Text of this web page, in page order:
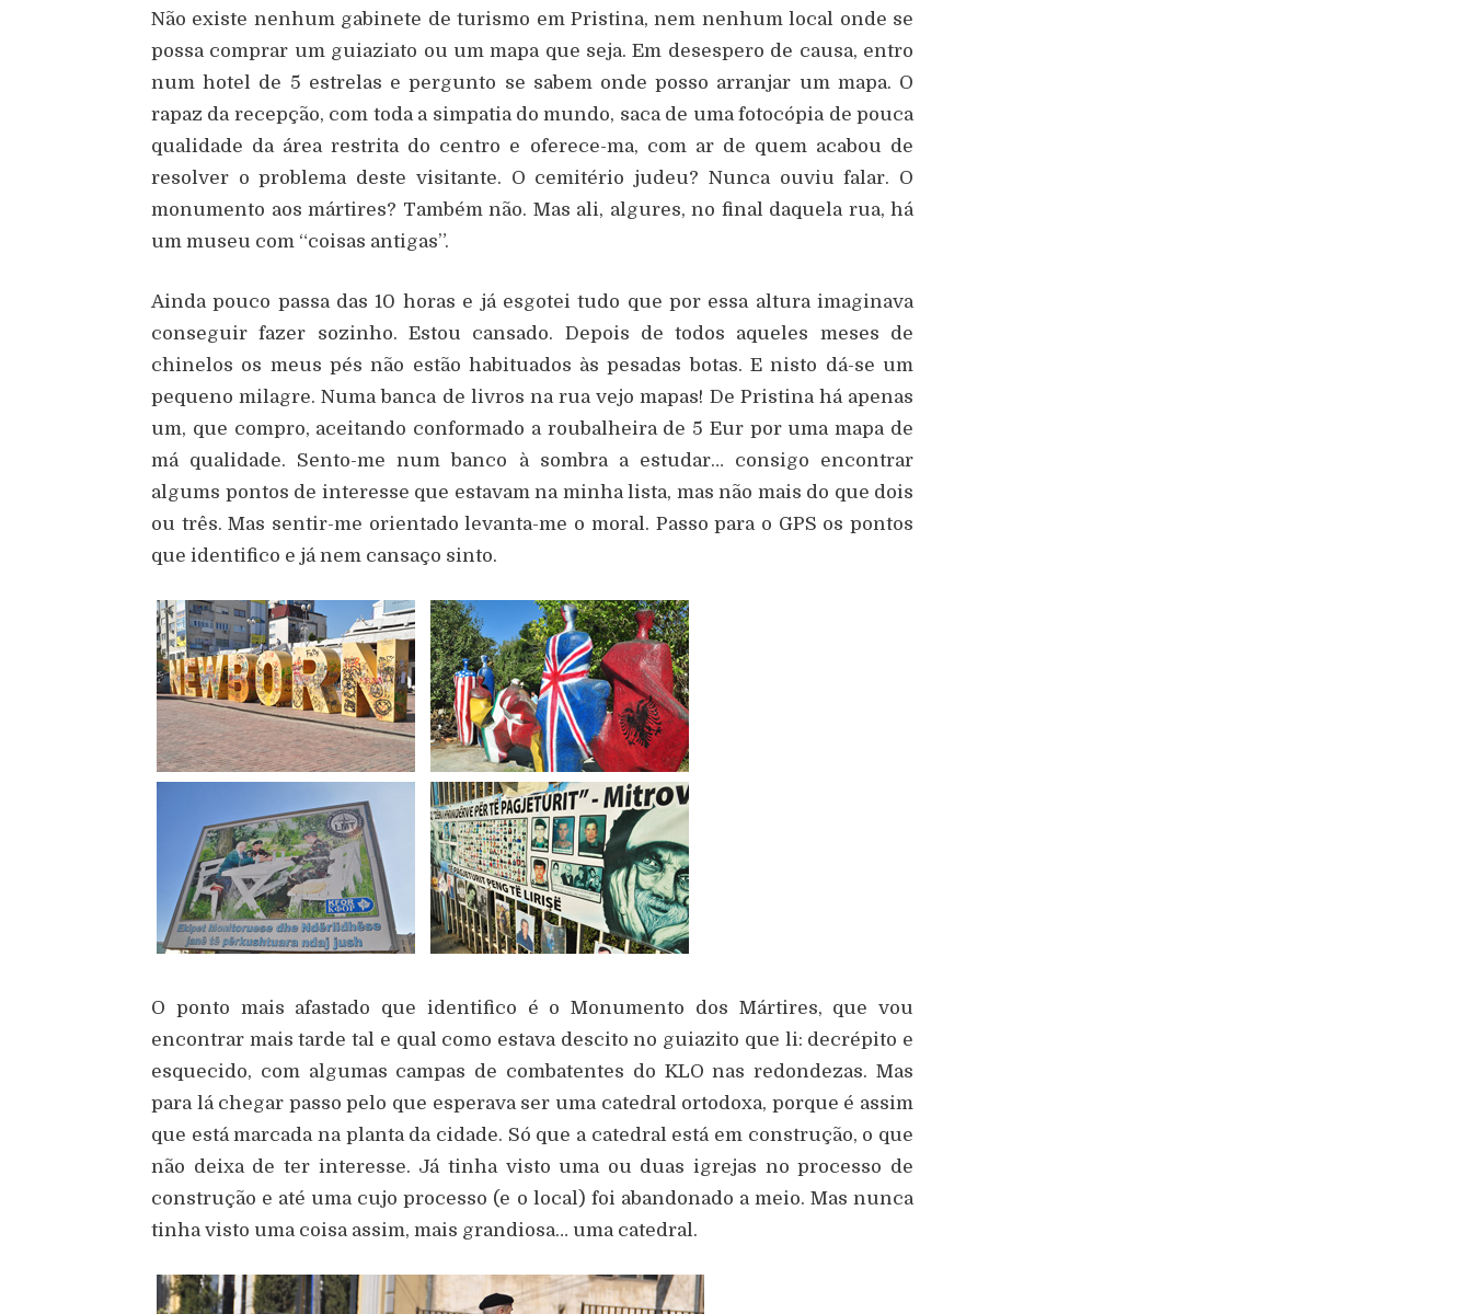
Não existe nenhum gabinete de turismo em Pristina, nem nenhum local onde se
possa comprar um guiaziato ou um mapa que seja. Em desespero de causa, entro
num hotel de 5 estrelas e pergunto se sabem onde posso arranjar um mapa. O
rapaz da recepção, com toda a simpatia do mundo, saca de uma fotocópia de pouca
qualidade da área restrita do centro e oferece-ma, com ar de quem acabou de
resolver o problema deste visitante. O cemitério judeu? Nunca ouviu falar. O
monumento aos mártires? Também não. Mas ali, algures, no final daquela rua, há
um museu com “coisas antigas”.
Ainda pouco passa das 10 horas e já esgotei tudo que por essa altura imaginava
conseguir fazer sozinho. Estou cansado. Depois de todos aqueles meses de
chinelos os meus pés não estão habituados às pesadas botas. E nisto dá-se um
pequeno milagre. Numa banca de livros na rua vejo mapas! De Pristina há apenas
um, que compro, aceitando conformado a roubalheira de 5 Eur por uma mapa de
má qualidade. Sento-me num banco à sombra a estudar… consigo encontrar
algums pontos de interesse que estavam na minha lista, mas não mais do que dois
ou três. Mas sentir-me orientado levanta-me o moral. Passo para o GPS os pontos
que identifico e já nem cansaço sinto.
O ponto mais afastado que identifico é o Monumento dos Mártires, que vou
encontrar mais tarde tal e qual como estava descito no guiazito que li: decrépito e
esquecido, com algumas campas de combatentes do KLO nas redondezas. Mas
para lá chegar passo pelo que esperava ser uma catedral ortodoxa, porque é assim
que está marcada na planta da cidade. Só que a catedral está em construção, o que
não deixa de ter interesse. Já tinha visto uma ou duas igrejas no processo de
construção e até uma cujo processo (e o local) foi abandonado a meio. Mas nunca
tinha visto uma coisa assim, mais grandiosa… uma catedral.